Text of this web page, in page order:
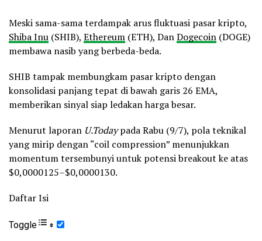
Meski sama-sama terdampak arus fluktuasi pasar kripto,
Shiba Inu (SHIB), Ethereum (ETH), DanDogecoin (DOGE)
membawa nasib yang berbeda-beda.
SHIB tampak membungkam pasar kripto dengan
konsolidasi panjang tepat di bawah garis 26 EMA,
memberikan sinyal siap ledakan harga besar.
Menurut laporan U.Todaypada Rabu (9/7), pola teknikal
yang mirip dengan “coil compression” menunjukkan
momentum tersembunyi untuk potensi breakout ke atas
$0,0000125–$0,0000130.
Daftar Isi
Toggle